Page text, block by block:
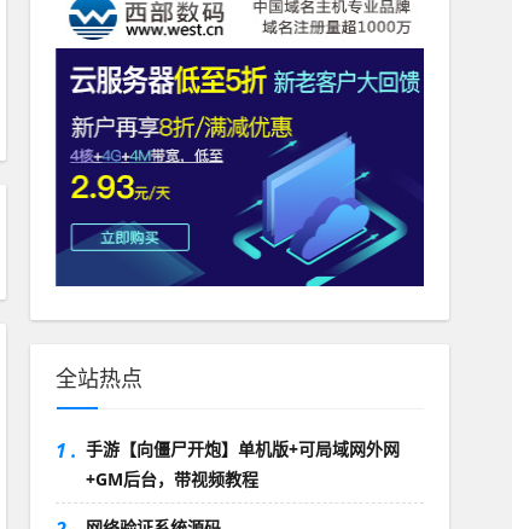
全站热点
1 . 手游【向僵尸开炮】单机版+可局域网外网
+GM后台，带视频教程